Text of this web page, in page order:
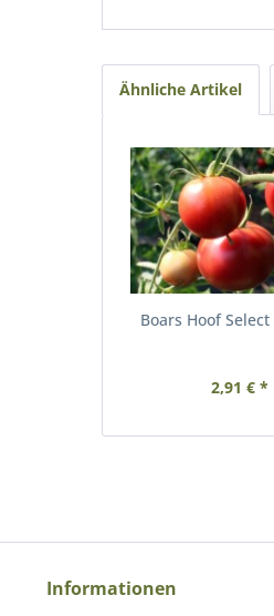
Ähnliche Artikel
Boars Hoof
2,91 € *
Informationen